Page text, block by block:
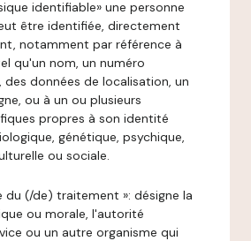
identifiable» une personne
être identifiée, directement
notamment par référence à
qu'un nom, un numéro
données de localisation, un
ou à un ou plusieurs
propres à son identité
génétique, psychique,
ou sociale.
du (/de) traitement »: désigne la
ou morale, l'autorité
ou un autre organisme qui